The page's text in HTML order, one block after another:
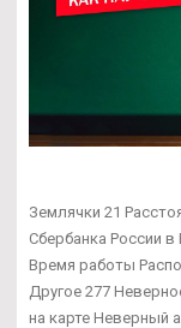
Землячки 21
Сбербанка России
Время работы
Другое 277
на карте Неверный